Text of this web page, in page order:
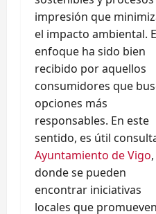
impresión que
el impacto ambiental.
enfoque ha sido bien
recibido por aquellos
consumidores que
opciones más
responsables. En este
sentido, es útil
Ayuntamiento de Vigo,
donde se pueden
encontrar iniciativas
locales que